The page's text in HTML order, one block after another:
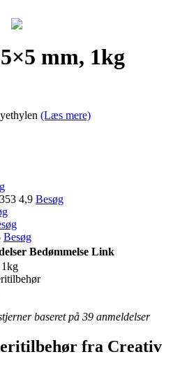
mm, 1kg
(Læs mere)
4,9 Besøg
Besøg
Bedømmelse Link
1kg
baseret på 39 anmeldelser
fra Creativ